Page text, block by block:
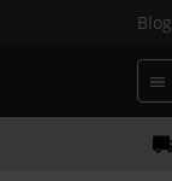
Blog